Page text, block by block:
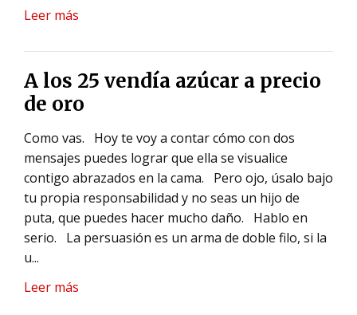
Leer más
A los 25 vendía azúcar a precio
de oro
Como vas.
Hoy te voy a contar cómo con dos
mensajes puedes lograr que ella se visualice
contigo abrazados en la cama.
Pero ojo, úsalo bajo
tu propia responsabilidad y no seas un hijo de
puta, que puedes hacer mucho daño.
Hablo en
serio.
La persuasión es un arma de doble filo, si la
u...
Leer más